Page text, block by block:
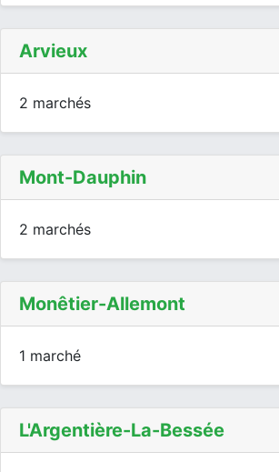
Arvieux
2 marchés
Mont-Dauphin
2 marchés
Monêtier-Allemont
1 marché
L'Argentière-La-Bessée